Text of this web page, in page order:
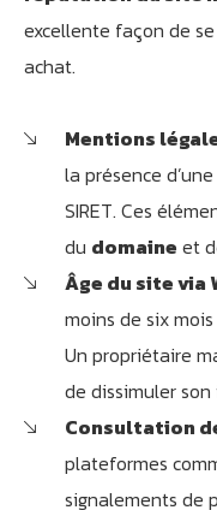
excellente façon de
achat.
Mentions
la présence
SIRET. Ces
du domaine et
Âge du site via
moins de six
Un propriétaire
de dissimuler
Consultation
plateformes
signalements de